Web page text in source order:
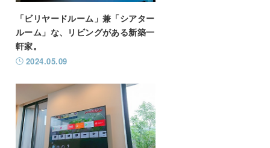
「ビリヤードルーム」兼「シアター
ルーム」な、リビングがある新築一
軒家。
2024.05.09